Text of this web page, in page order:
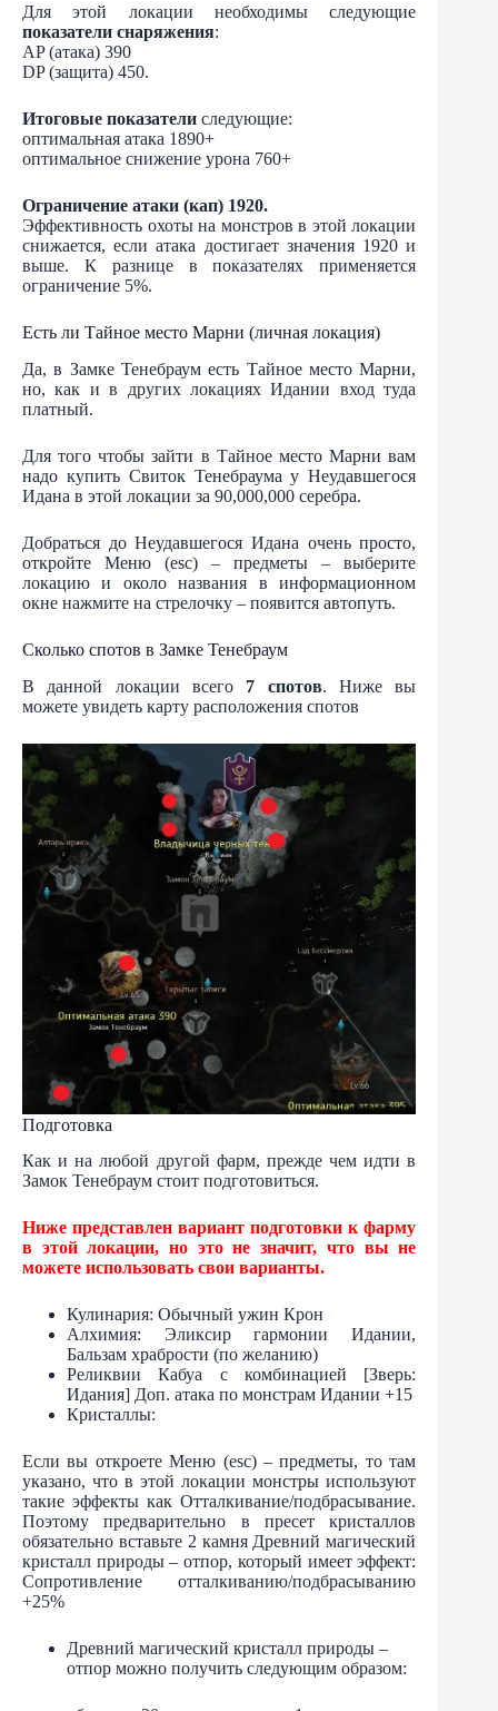
Для этой локации необходимы следующие
показатели снаряжения:
AP (атака) 390
DP (защита) 450.
Итоговые показатели следующие:
оптимальная атака 1890+
оптимальное снижение урона 760+
Ограничение атаки (кап) 1920.
Эффективность охоты на монстров в этой локации
снижается, если атака достигает значения 1920 и
выше. К разнице в показателях применяется
ограничение 5%.
Есть ли Тайное место Марни (личная локация)
Да, в Замке Тенебраум есть Тайное место Марни,
но, как и в других локациях Идании вход туда
платный.
Для того чтобы зайти в Тайное место Марни вам
надо купить Свиток Тенебраума у Неудавшегося
Идана в этой локации за 90,000,000 серебра.
Добраться до Неудавшегося Идана очень просто,
откройте Меню (esc) – предметы – выберите
локацию и около названия в информационном
окне нажмите на стрелочку – появится автопуть.
Сколько спотов в Замке Тенебраум
В данной локации всего 7 спотов. Ниже вы
можете увидеть карту расположения спотов
Подготовка
Как и на любой другой фарм, прежде чем идти в
Замок Тенебраум стоит подготовиться.
Ниже представлен вариант подготовки к фарму
в этой локации, но это не значит, что вы не
можете использовать свои варианты.
Кулинария: Обычный ужин Крон
Алхимия: Эликсир гармонии Идании,
Бальзам храбрости (по желанию)
Реликвии Кабуа с комбинацией [Зверь:
Идания] Доп. атака по монстрам Идании +15
Кристаллы:
Если вы откроете Меню (esc) – предметы, то там
указано, что в этой локации монстры используют
такие эффекты как Отталкивание/подбрасывание.
Поэтому предварительно в пресет кристаллов
обязательно вставьте 2 камня Древний магический
кристалл природы – отпор, который имеет эффект:
Сопротивление отталкиванию/подбрасыванию
+25%
Древний магический кристалл природы –
отпор можно получить следующим образом: